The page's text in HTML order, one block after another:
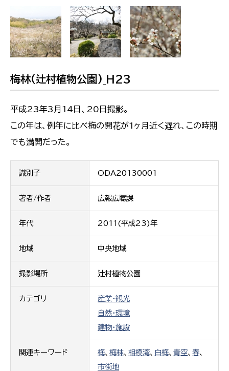
梅林(辻村植物公園)_H23
平成23年3月14日、20日撮影。
この年は、例年に比べ梅の開花が1ヶ月近く遅れ、この時期
でも満開だった。
識別子 ODA20130001
著者/作者 広報広聴課
年代 2011(平成23)年
地域 中央地域
撮影場所 辻村植物公園
カテゴリ
産業・観光
自然・環境
建物・施設
関連キーワード 梅、 梅林、 相模湾、 白梅、 青空、 春、
市街地